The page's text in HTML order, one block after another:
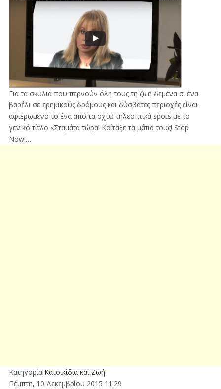
Για τα σκυλιά που περνούν όλη τους τη ζωή δεμένα σ' ένα
βαρέλι σε ερημικούς δρόμους και δύσβατες περιοχές είναι
αφιερωμένο το ένα από τα οχτώ τηλεοπτικά spots με το
γενικό τίτλο «Σταμάτα τώρα! Κοίταξε τα μάτια τους! Stop
Now!…
Κατηγορία Κατοικίδια και Ζωή
Πέμπτη, 10 Δεκεμβρίου 2015 11:29